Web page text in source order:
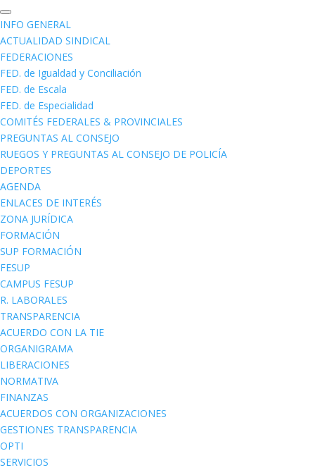
INFO GENERAL
ACTUALIDAD SINDICAL
FEDERACIONES
FED. de Igualdad y Conciliación
FED. de Escala
FED. de Especialidad
COMITÉS FEDERALES & PROVINCIALES
PREGUNTAS AL CONSEJO
RUEGOS Y PREGUNTAS AL CONSEJO DE POLICÍA
DEPORTES
AGENDA
ENLACES DE INTERÉS
ZONA JURÍDICA
FORMACIÓN
SUP FORMACIÓN
FESUP
CAMPUS FESUP
R. LABORALES
TRANSPARENCIA
ACUERDO CON LA TIE
ORGANIGRAMA
LIBERACIONES
NORMATIVA
FINANZAS
ACUERDOS CON ORGANIZACIONES
GESTIONES TRANSPARENCIA
OPTI
SERVICIOS